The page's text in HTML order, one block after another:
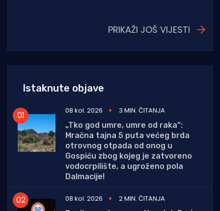
PRIKAŽI JOŠ VIJESTI
Istaknute objave
08 kol. 2026
3 MIN. ČITANJA
„Tko god umre, umre od raka”:
Mračna tajna 5 puta većeg brda
otrovnog otpada od onog u
Gospiću zbog kojeg je zatvoreno
vodocrpilište, a ugroženo pola
Dalmacije!
08 kol. 2026
2 MIN. ČITANJA